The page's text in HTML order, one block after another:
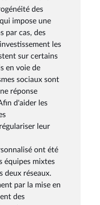
des
impose une
par cas, des
les
sur certains
en voie de
sociaux sont
réponse
d'aider les
leur
ont été
équipes mixtes
deux réseaux.
par la mise en
des